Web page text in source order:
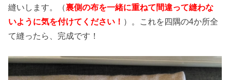
縫いします。（裏側の布を一緒に重ねて間違って縫わな
いように気を付けてください！ ）。これを四隅の4か所全
て縫ったら、完成です！